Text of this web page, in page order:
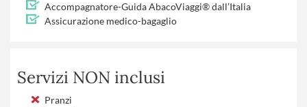
Accompagnatore-Guida AbacoViaggi® dall’Italia
Assicurazione medico-bagaglio
Servizi NON inclusi
Pranzi